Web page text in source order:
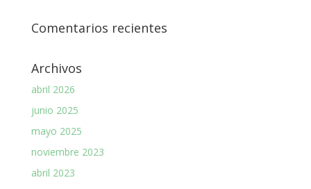
Comentarios recientes
Archivos
abril 2026
junio 2025
mayo 2025
noviembre 2023
abril 2023